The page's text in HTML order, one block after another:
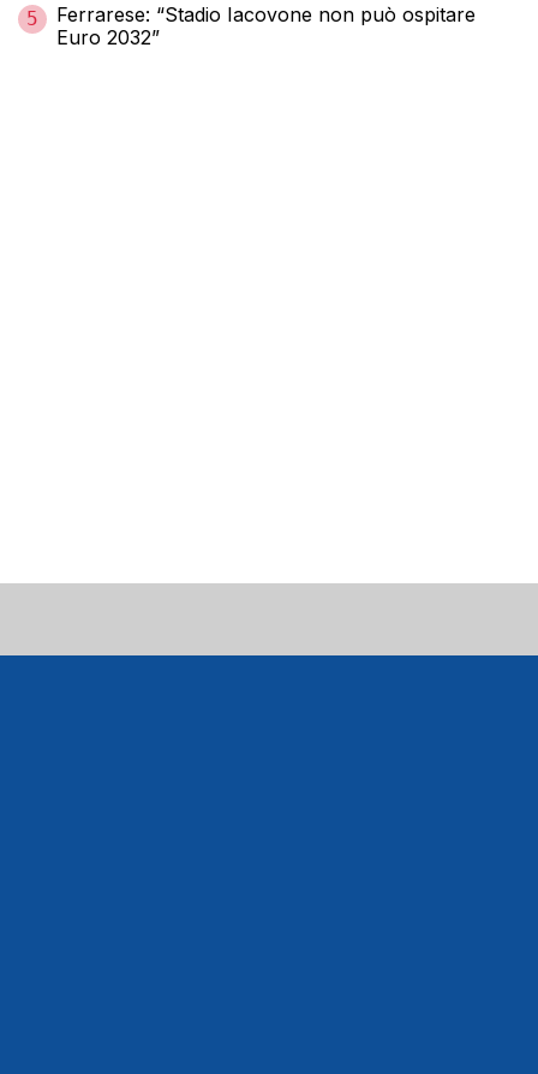
5
Ferrarese: “Stadio Iacovone non può ospitare
Euro 2032”